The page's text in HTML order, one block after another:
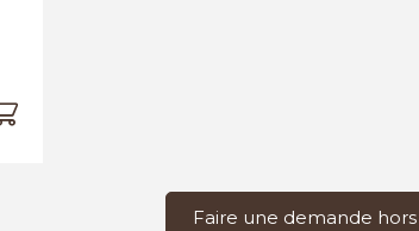
Faire une demande